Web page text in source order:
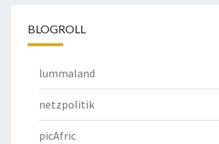
BLOGROLL
lummaland
netzpolitik
picAfric